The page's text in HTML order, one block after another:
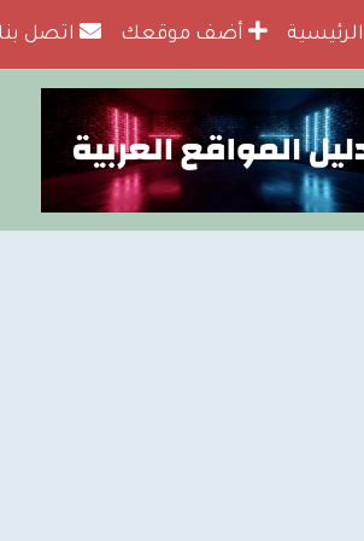
الرئيسية أضف موقعك اتصل بنا